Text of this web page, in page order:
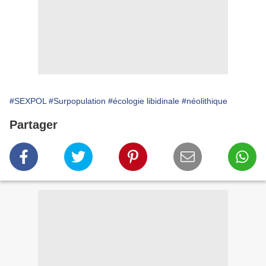
#SEXPOL #Surpopulation #écologie libidinale #néolithique
Partager